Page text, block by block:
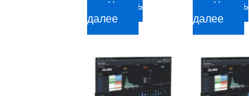
Читать
далее
Читать
далее